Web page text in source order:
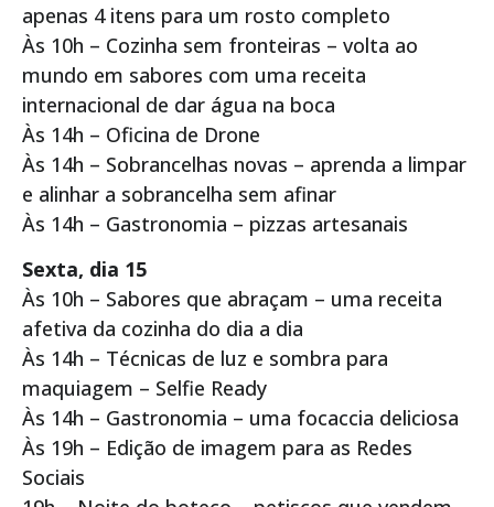
apenas 4 itens para um rosto completo
Às 10h – Cozinha sem fronteiras – volta ao
mundo em sabores com uma receita
internacional de dar água na boca
Às 14h – Oficina de Drone
Às 14h – Sobrancelhas novas – aprenda a limpar
e alinhar a sobrancelha sem afinar
Às 14h – Gastronomia – pizzas artesanais
Sexta, dia 15
Às 10h – Sabores que abraçam – uma receita
afetiva da cozinha do dia a dia
Às 14h – Técnicas de luz e sombra para
maquiagem – Selfie Ready
Às 14h – Gastronomia – uma focaccia deliciosa
Às 19h – Edição de imagem para as Redes
Sociais